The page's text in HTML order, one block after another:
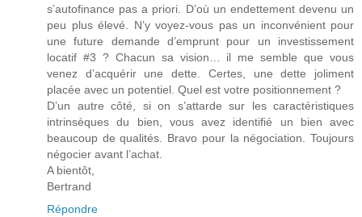
s’autofinance pas a priori. D’où un endettement devenu un
peu plus élevé. N’y voyez-vous pas un inconvénient pour
une future demande d’emprunt pour un investissement
locatif #3 ? Chacun sa vision… il me semble que vous
venez d’acquérir une dette. Certes, une dette joliment
placée avec un potentiel. Quel est votre positionnement ?
D’un autre côté, si on s’attarde sur les caractéristiques
intrinsèques du bien, vous avez identifié un bien avec
beaucoup de qualités. Bravo pour la négociation. Toujours
négocier avant l’achat.
A bientôt,
Bertrand
Répondre